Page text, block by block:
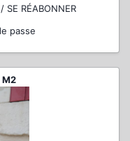
SE RÉABONNER
passe
M2